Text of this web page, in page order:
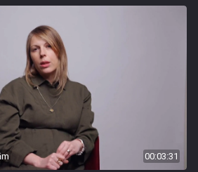
00:03:31